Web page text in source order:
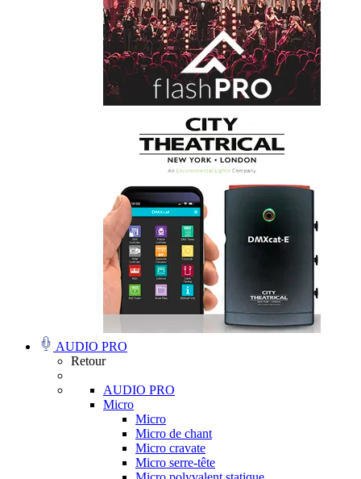
AUDIO PRO
Retour
AUDIO PRO
Micro
Micro
Micro de chant
Micro cravate
Micro serre-tête